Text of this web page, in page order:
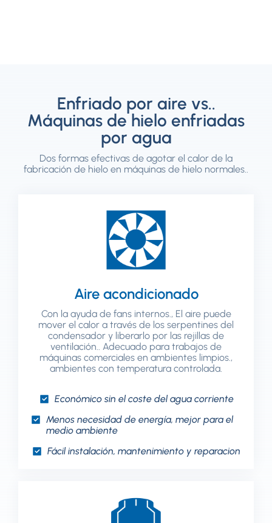
Enfriado por aire vs..
Máquinas de hielo enfriadas
por agua
Dos formas efectivas de agotar el calor de la
fabricación de hielo en máquinas de hielo normales..
Aire acondicionado
Con la ayuda de fans internos., El aire puede
mover el calor a través de los serpentines del
condensador y liberarlo por las rejillas de
ventilación.. Adecuado para trabajos de
máquinas comerciales en ambientes limpios.,
ambientes con temperatura controlada.
Económico sin el coste del agua corriente
Menos necesidad de energía, mejor para el
medio ambiente
Fácil instalación, mantenimiento y reparacion